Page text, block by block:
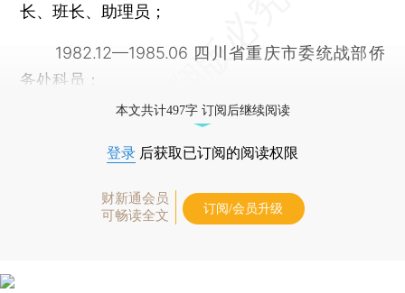
长、班长、助理员；
1982.12—1985.06 四川省重庆市委统战部侨
务处科员；
本文共计497字 订阅后继续阅读
登录 后获取已订阅的阅读权限
财新通会员
可畅读全文
订阅/会员升级